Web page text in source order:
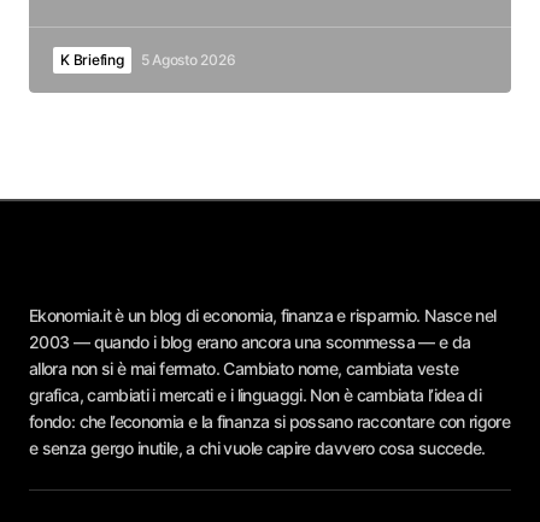
K Briefing 5 Agosto 2026
Ekonomia.it è un blog di economia, finanza e risparmio. Nasce nel
2003 — quando i blog erano ancora una scommessa — e da
allora non si è mai fermato. Cambiato nome, cambiata veste
grafica, cambiati i mercati e i linguaggi. Non è cambiata l’idea di
fondo: che l’economia e la finanza si possano raccontare con rigore
e senza gergo inutile, a chi vuole capire davvero cosa succede.